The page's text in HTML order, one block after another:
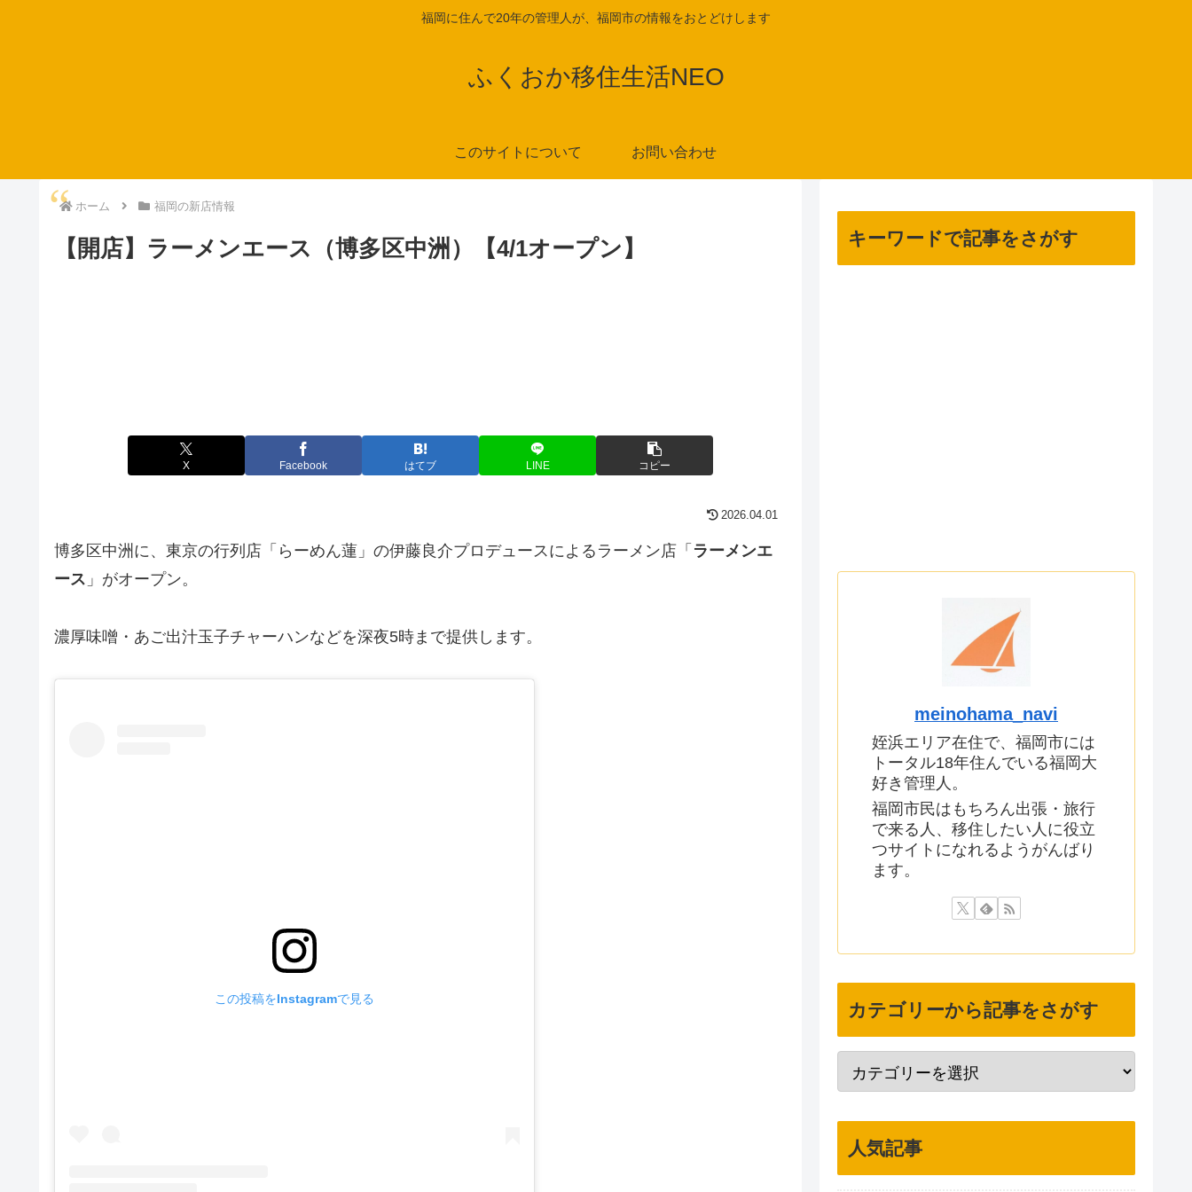
福岡に住んで20年の管理人が、福岡市の情報をおとどけします
ふくおか移住生活NEO
このサイトについて お問い合わせ
ホーム 福岡の新店情報
【開店】ラーメンエース（博多区中洲）【4/1オープン】
X Facebook はてブ LINE コピー
2026.04.01
博多区中洲に、東京の行列店「らーめん蓮」の伊藤良介プロデュースによるラーメン店「 ラーメンエ
ース 」がオープン。
濃厚味噌・あご出汁玉子チャーハンなどを深夜5時まで提供します。
この投稿をInstagramで見る
キーワードで記事をさがす
meinohama_navi
姪浜エリア在住で、福岡市には
トータル18年住んでいる福岡大
好き管理人。
福岡市民はもちろん出張・旅行
で来る人、移住したい人に役立
つサイトになれるようがんばり
ます。
カテゴリーから記事をさがす
人気記事